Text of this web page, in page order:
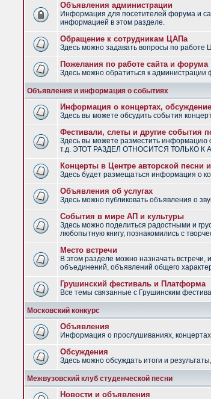
Объявления администрации
Информация для посетителей форума и
информацией в этом разделе.
Обращение к сотрудникам ЦАПа
Здесь можно задавать вопросы по работе
Пожелания по работе сайта и форума
Здесь можно обратиться к
Объявления и информация о событиях
Информация о концертах, обсуждение
Здесь вы можете обсудить события
Фестивали, слеты и другие события
Здесь вы можете разместить информацию
т.д. ЭТОТ РАЗДЕЛ ОТНОСИТСЯ ТОЛЬКО К
Концерты в Центре авторской
Здесь будет размещаться информация о
Объявления об услугах
Здесь можно публиковать объявления о
События в мире АП и культуры
Здесь можно поделиться радостными и
любопытную книгу, познакомились с
Место встречи
В этом разделе можно назначать встречи,
объединений, объявлений общего
Грушинский фестиваль и Платформа
Все темы связанные с Грушинским
Московский конкурс
Объявления
Информация о прослушиваниях,
Обсуждения
Здесь можно обсуждать итоги и
Межвузовский клуб студенческой песни
Новости и объявления